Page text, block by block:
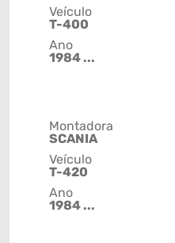
Veículo
T-400
Ano
1984 ...
Montadora
SCANIA
Veículo
T-420
Ano
1984 ...